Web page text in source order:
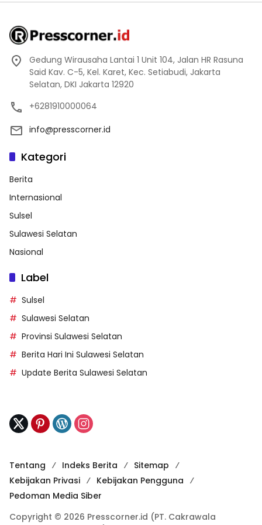
Gedung Wirausaha Lantai 1 Unit 104, Jalan HR Rasuna
Said Kav. C-5, Kel. Karet, Kec. Setiabudi, Jakarta
Selatan, DKI Jakarta 12920
+6281910000064
info@presscorner.id
Kategori
Berita
Internasional
Sulsel
Sulawesi Selatan
Nasional
Label
Sulsel
Sulawesi Selatan
Provinsi Sulawesi Selatan
Berita Hari Ini Sulawesi Selatan
Update Berita Sulawesi Selatan
Tentang Indeks Berita
Sitemap
Kebijakan Privasi
Kebijakan Pengguna
Pedoman Media Siber
Copyright © 2026 Presscorner.id (PT. Cakrawala